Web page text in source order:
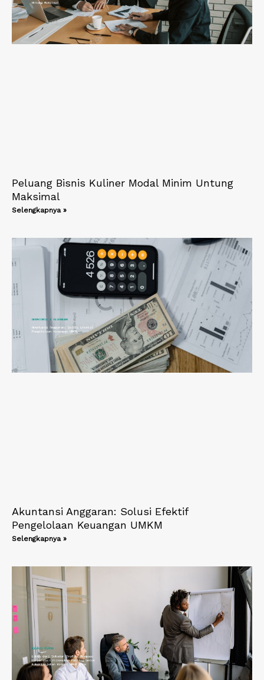
Peluang Bisnis Kuliner Modal Minim Untung
Maksimal
Selengkapnya »
Akuntansi Anggaran: Solusi Efektif
Pengelolaan Keuangan UMKM
Selengkapnya »